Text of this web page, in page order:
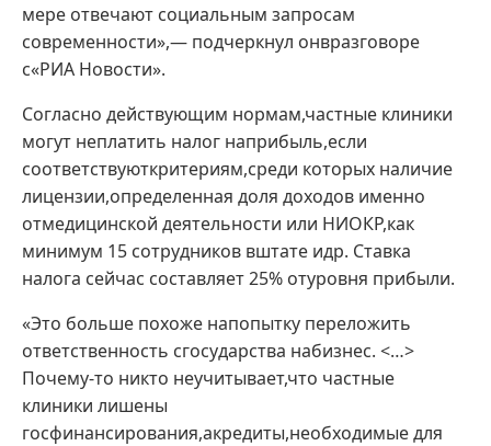
мере отвечают социальным запросам
современности»,— подчеркнул онвразговоре
с«РИА Новости».
Согласно действующим нормам,частные клиники
могут неплатить налог наприбыль,если
соответствуюткритериям,среди которых наличие
лицензии,определенная доля доходов именно
отмедицинской деятельности или НИОКР,как
минимум 15 сотрудников вштате идр. Ставка
налога сейчас составляет 25% отуровня прибыли.
«Это больше похоже напопытку переложить
ответственность сгосударства набизнес. <…>
Почему-то никто неучитывает,что частные
клиники лишены
госфинансирования,акредиты,необходимые для